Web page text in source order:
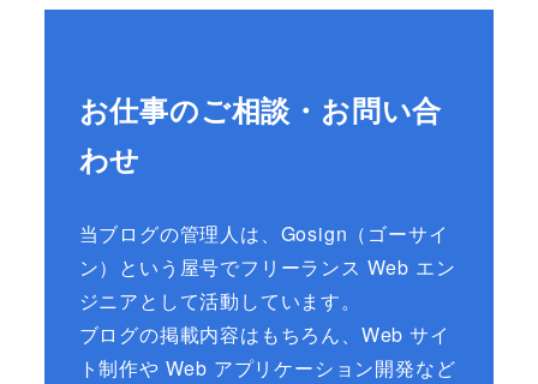
お仕事のご相談・お問い合
わせ
当ブログの管理人は、Gosign（ゴーサイ
ン）という屋号でフリーランス Web エン
ジニアとして活動しています。
ブログの掲載内容はもちろん、Web サイ
ト制作や Web アプリケーション開発など